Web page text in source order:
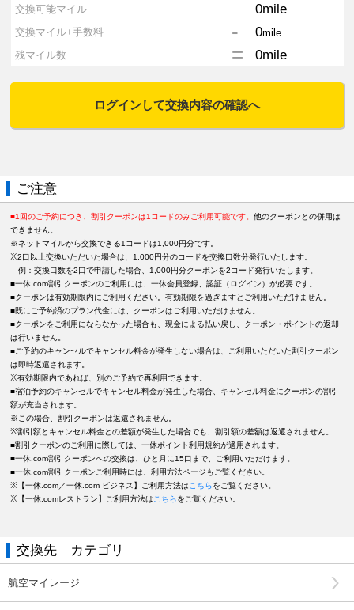
交換可能マイル 0mile
交換マイル+手数料 - 0mile
残マイル数
= 0mile
ログインして交換内容の確認へ
ご注意
■1回のご予約につき、割引クーポンは1コードのみご利用可能です。他のクーポンとの併用は
できません。
※ネットマイルから交換できる1コードは1,000円分です。
※2口以上交換いただいた場合は、1,000円分のコードを交換口数分発行いたします。
例：交換口数を2口で申請した場合、1,000円分クーポンを2コード発行いたします。
■一休.com割引クーポンのご利用には、一休会員登録、認証（ログイン）が必要です。
■クーポンは有効期限内にご利用ください。有効期限を過ぎますとご利用いただけません。
■既にご予約済のプラン代金には、クーポンはご利用いただけません。
■クーポンをご利用にならなかった場合も、現金による払い戻し、クーポン・ポイントの返却
は行いません。
■ご予約のキャンセルでキャンセル料金が発生しない場合は、ご利用いただいた割引クーポン
は即時返還されます。
※有効期限内であれば、別のご予約で再利用できます。
■宿泊予約のキャンセルでキャンセル料金が発生した場合、キャンセル料金にクーポンの割引
額が充当されます。
※この場合、割引クーポンは返還されません。
※割引額とキャンセル料金との差額が発生した場合でも、割引額の差額は返還されません。
■割引クーポンのご利用に際しては、一休ポイント利用規約が適用されます。
■一休.com割引クーポンへの交換は、ひと月に15口まで、ご利用いただけます。
■一休.com割引クーポンご利用時には、利用方法ページもご覧ください。
※【一休.com／一休.com ビジネス】ご利用方法は こちらをご覧ください。
※【一休.comレストラン】ご利用方法は こちらをご覧ください。
交換先 カテゴリ
航空マイレージ